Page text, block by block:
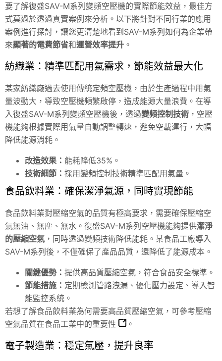
要了解復盛SAV-M系列變頻空壓機的實際節能效益，最佳方
式莫過於透過真實案例來分析。以下將針對不同行業的應用
案例進行探討，讓您更清楚地看到SAV-M系列如何為企業帶
來顯著的電費節省和運營效率提升 。
紡織業：精準匹配用氣需求，節能效益最大化
某家紡織廠過去使用傳統定頻空壓機，由於生產過程中用氣
量波動大，導致空壓機頻繁啟停，造成能源大量浪費。在導
入復盛SAV-M系列變頻空壓機後，透過變頻控制技術 ，空壓
機能夠根據實際用氣量自動調整轉速，避免空載運行，大幅
降低能源消耗。
改造效果： 能耗降低35%。
技術細節： 採用變頻控制技術精準匹配用氣量。
食品飲料業：確保潔淨氣源，同時實現節能
食品飲料業對壓縮空氣的品質有極高要求，需要確保壓縮空
氣無油、無塵、無水。復盛SAV-M系列空壓機能夠提供潔淨
的壓縮空氣 ，同時透過變頻技術降低能耗。某食品工廠導入
SAV-M系列後，不僅確保了產品品質，還降低了能源成本。
關鍵優勢： 提供高品質壓縮空氣，符合食品安全標準。
節能措施： 定期檢測管路洩漏、優化壓力設定、導入智
能監控系統。
若想了解食品飲料業為何需要高品質壓縮空氣，可參考壓縮
空氣品質在食品工業中的重要性
。
電子製造業：穩定氣壓，提升良率